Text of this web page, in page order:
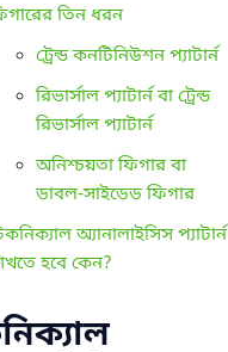
তিন ধরন
ট্রেন্ড কনটিনিউশন প্যাটার্ন
রিভার্সাল প্যাটার্ন বা ট্রেন্ড
রিভার্সাল প্যাটার্ন
অনিশ্চয়তা ফিগার বা
ডাবল-সাইডেড ফিগার
অ্যানালাইসিস প্যাটার্ন
হবে কেন?